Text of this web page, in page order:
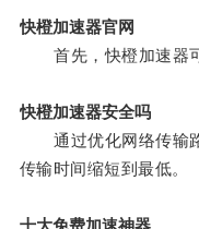
快橙加速器官网
首先，快橙加速器可
快橙加速器安全吗
通过优化网络传输路
传输时间缩短到最低。